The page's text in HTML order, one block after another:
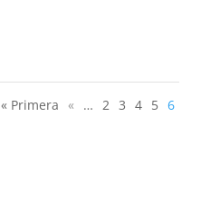
« Primera « … 2 3 4 5 6